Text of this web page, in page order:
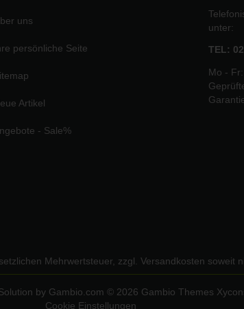
uns
persönliche Seite
Artikel
- Sale%
unter:
TEL:
Mo -
Mehrwertsteuer, zzgl. Versandkosten soweit
by Gambio.com © 2026 Gambio Themes
Cookie Einstellungen